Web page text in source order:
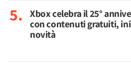
Xbox celebra il 25°
con contenuti gratuiti,
novità